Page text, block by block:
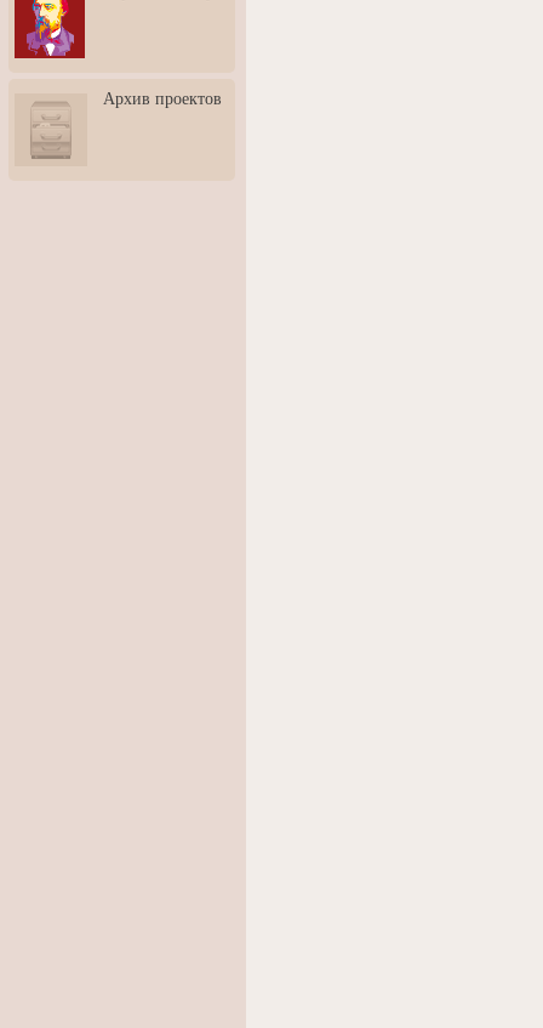
3: Обусловленности
человека и их влияние на
карьеру
скульптором Дмитрием
Тугариновым
АртБульвар в День города
Архив проектов